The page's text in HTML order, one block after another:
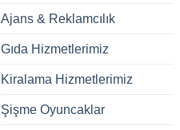
Ajans & Reklamcılık
Gıda Hizmetlerimiz
Kiralama Hizmetlerimiz
Şişme Oyuncaklar